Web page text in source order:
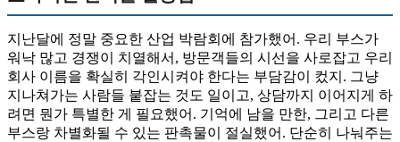
지난달에 정말 중요한 산업 박람회에 참가했어. 우리 부스가
워낙 많고 경쟁이 치열해서, 방문객들의 시선을 사로잡고 우리
회사 이름을 확실히 각인시켜야 한다는 부담감이 컸지. 그냥
지나쳐가는 사람들 붙잡는 것도 일이고, 상담까지 이어지게 하
려면 뭔가 특별한 게 필요했어. 기억에 남을 만한, 그리고 다른
부스랑 차별화될 수 있는 판촉물이 절실했어. 단순히 나눠주는